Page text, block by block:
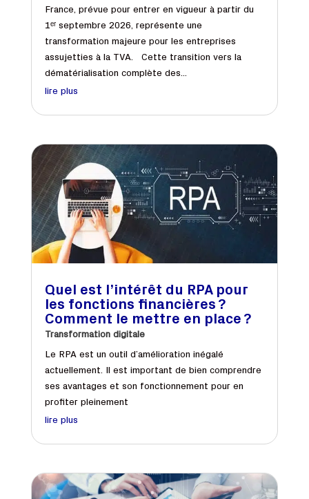
France, prévue pour entrer en vigueur à partir du
1ᵉʳ septembre 2026, représente une
transformation majeure pour les entreprises
assujetties à la TVA. Cette transition vers la
dématérialisation complète des...
lire plus
Quel est l’intérêt du RPA pour
les fonctions financières ?
Comment le mettre en place ?
Transformation digitale
Le RPA est un outil d’amélioration inégalé
actuellement. Il est important de bien comprendre
ses avantages et son fonctionnement pour en
profiter pleinement
lire plus